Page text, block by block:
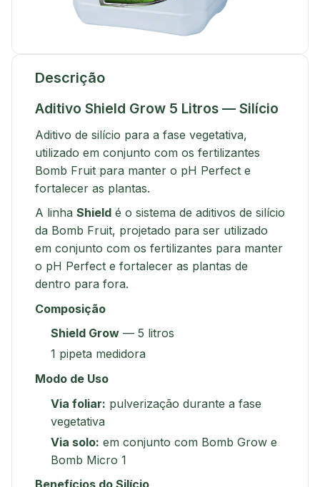
Descrição
Aditivo Shield Grow 5 Litros — Silício
Aditivo de silício para a fase vegetativa,
utilizado em conjunto com os fertilizantes
Bomb Fruit para manter o pH Perfect e
fortalecer as plantas.
A linha Shield é o sistema de aditivos de silício
da Bomb Fruit, projetado para ser utilizado
em conjunto com os fertilizantes para manter
o pH Perfect e fortalecer as plantas de
dentro para fora.
Composição
Shield Grow — 5 litros
1 pipeta medidora
Modo de Uso
Via foliar: pulverização durante a fase
vegetativa
Via solo: em conjunto com Bomb Grow e
Bomb Micro 1